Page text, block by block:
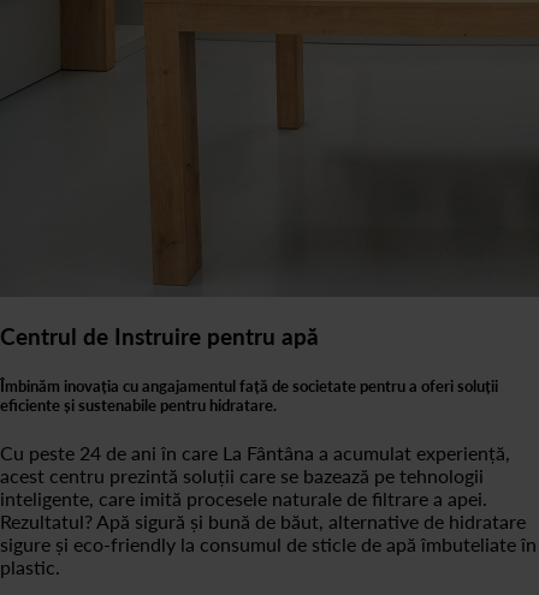
Centrul de Instruire pentru apă
Îmbinăm inovația cu angajamentul față de societate pentru a oferi soluții
eficiente și sustenabile pentru hidratare.
Cu peste 24 de ani în care La Fântâna a acumulat experiență,
acest centru prezintă soluții care se bazează pe tehnologii
inteligente, care imită procesele naturale de filtrare a apei.
Rezultatul? Apă sigură și bună de băut, alternative de hidratare
sigure și eco-friendly la consumul de sticle de apă îmbuteliate în
plastic.